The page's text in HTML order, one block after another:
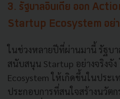
3. รัฐบาลอินเดีย ออก
Startup Ecosystem อย่า
ในช่วงหลายปีที่ผ่านมานี้ รัฐบ
สนับสนุน Startup อย่างจริงจัง
Ecosystem ให้เกิดขึ้นในประ
ประกอบการที่สนใจสร้างนวัต